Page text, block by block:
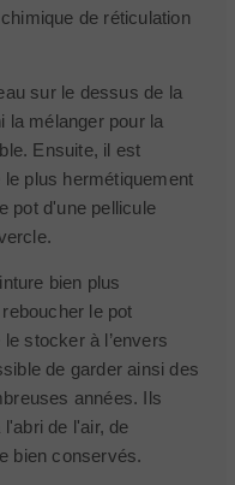
de réticulation
sur le dessus de la
la mélanger pour la
Ensuite, il est
plus hermétiquement
pot d'une pellicule
bien plus
le pot
stocker à l’envers
de garder ainsi des
années. Ils
de l'air, de
bien conservés.